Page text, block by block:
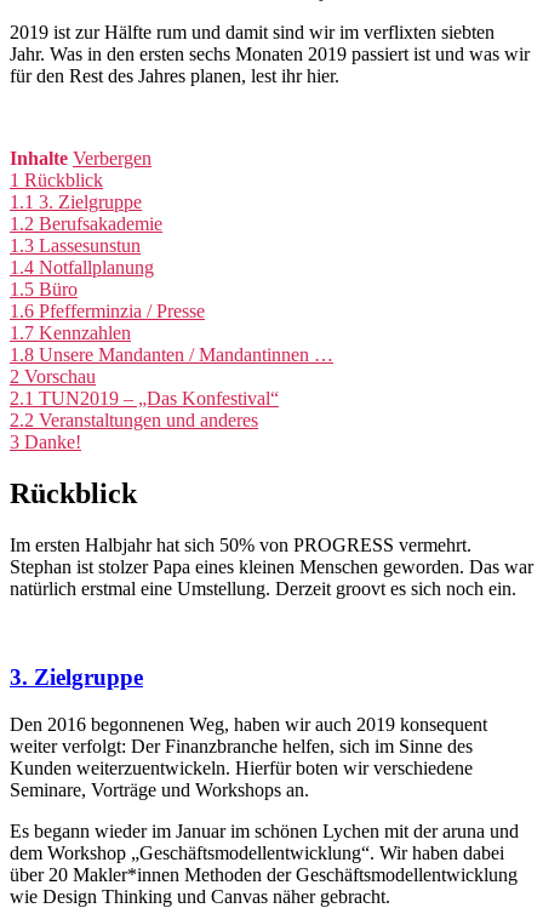
2019 ist zur Hälfte rum und damit sind wir im verflixten siebten
Jahr. Was in den ersten sechs Monaten 2019 passiert ist und was wir
für den Rest des Jahres planen, lest ihr hier.
Inhalte Verbergen
1 Rückblick
1.1 3. Zielgruppe
1.2 Berufsakademie
1.3 Lassesunstun
1.4 Notfallplanung
1.5 Büro
1.6 Pfefferminzia / Presse
1.7 Kennzahlen
1.8 Unsere Mandanten / Mandantinnen …
2 Vorschau
2.1 TUN2019 – „Das Konfestival“
2.2 Veranstaltungen und anderes
3 Danke!
Rückblick
Im ersten Halbjahr hat sich 50% von PROGRESS vermehrt.
Stephan ist stolzer Papa eines kleinen Menschen geworden. Das war
natürlich erstmal eine Umstellung. Derzeit groovt es sich noch ein.
3. Zielgruppe
Den 2016 begonnenen Weg, haben wir auch 2019 konsequent
weiter verfolgt: Der Finanzbranche helfen, sich im Sinne des
Kunden weiterzuentwickeln. Hierfür boten wir verschiedene
Seminare, Vorträge und Workshops an.
Es begann wieder im Januar im schönen Lychen mit der aruna und
dem Workshop „Geschäftsmodellentwicklung“. Wir haben dabei
über 20 Makler*innen Methoden der Geschäftsmodellentwicklung
wie Design Thinking und Canvas näher gebracht.